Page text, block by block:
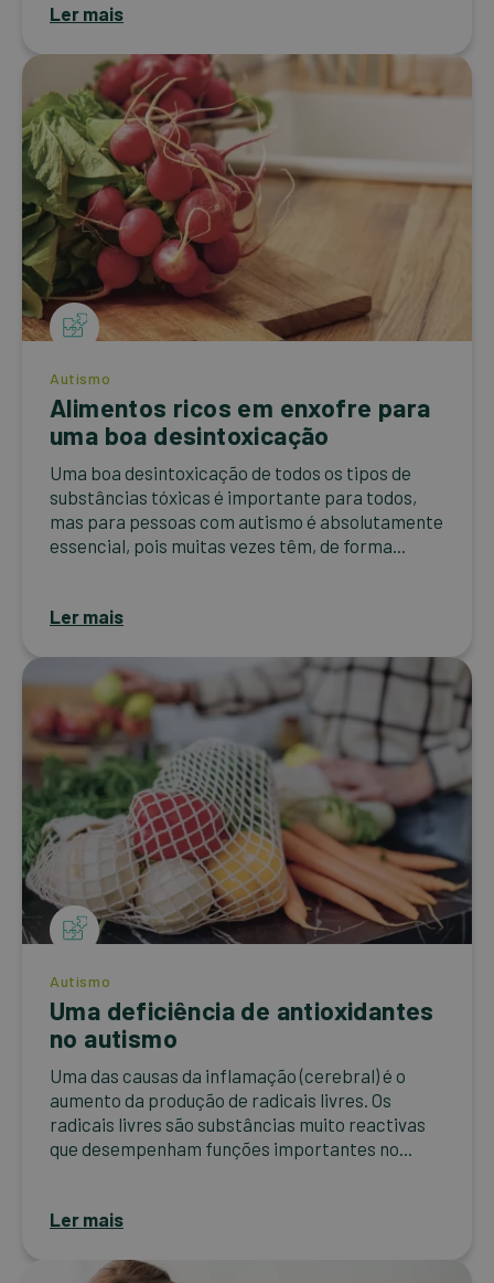
Ler mais
Autismo
Alimentos ricos em enxofre para
uma boa desintoxicação
Uma boa desintoxicação de todos os tipos de
substâncias tóxicas é importante para todos,
mas para pessoas com autismo é absolutamente
essencial, pois muitas vezes têm, de forma...
Ler mais
Autismo
Uma deficiência de antioxidantes
no autismo
Uma das causas da inflamação (cerebral) é o
aumento da produção de radicais livres. Os
radicais livres são substâncias muito reactivas
que desempenham funções importantes no...
Ler mais